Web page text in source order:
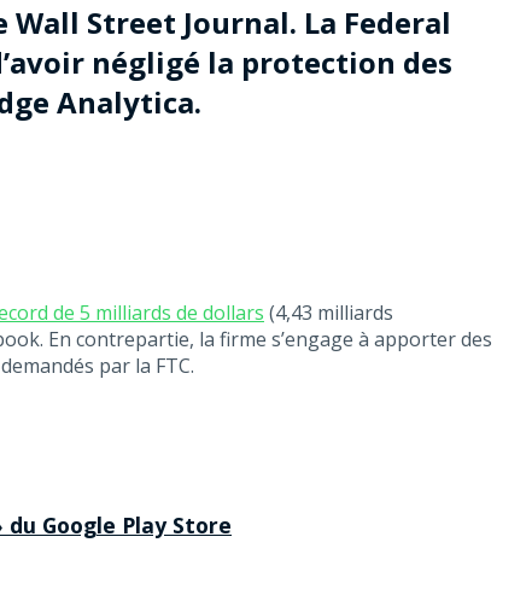
Street Journal. La Federal
négligé la protection des
Analytica.
de 5 milliards de dollars (4,43 milliards
En contrepartie, la firme s’engage à apporter des
par la FTC.
Google Play Store